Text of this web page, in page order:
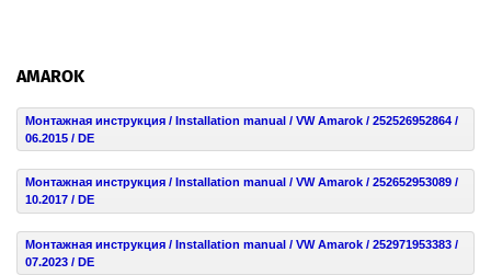
AMAROK
Монтажная инструкция / Installation manual / VW Amarok / 252526952864 /
06.2015 / DE
Монтажная инструкция / Installation manual / VW Amarok / 252652953089 /
10.2017 / DE
Монтажная инструкция / Installation manual / VW Amarok / 252971953383 /
07.2023 / DE